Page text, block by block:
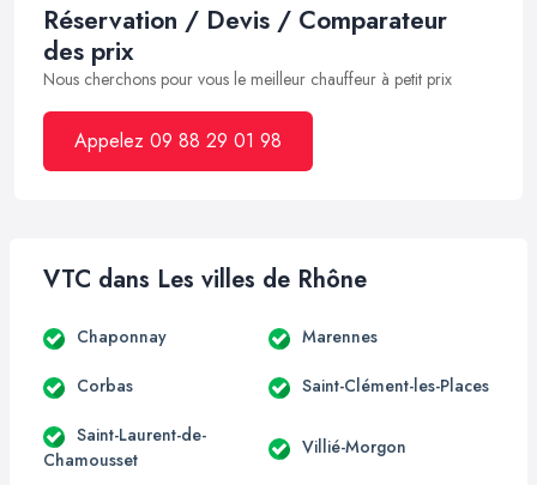
Réservation / Devis / Comparateur
des prix
Nous cherchons pour vous le meilleur chauffeur à petit prix
Appelez 09 88 29 01 98
VTC dans Les villes de Rhône
Chaponnay Marennes
Corbas Saint-Clément-les-Places
Saint-Laurent-de-
Chamousset
Villié-Morgon